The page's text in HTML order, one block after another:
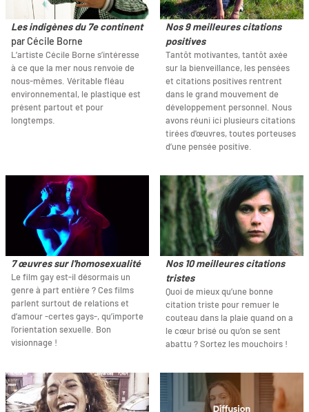
Les indigènes du 7e continent
par Cécile Borne
L’artiste Cécile Borne s’intéresse
à ce que la mer nous renvoie de
nous-mêmes. Véritable fléau
environnemental, le plastique est
présent partout et pour
longtemps.
Nos 9 meilleures citations
positives
Tantôt motivantes, tantôt axée
sur la bienveillance, les pensées
et citations positives rentrent
dans le grand mouvement de
développement personnel. Nous
avons réuni ici plusieurs citations
tirées d'œuvres, toutes porteuses
d’une pensée positive.
7 œuvres sur l'homosexualité
Le film gay est-il désormais un
genre à part entière ? Ces films
parlent surtout de relations et
d’amour -certes gays-, qu’importe
l’orientation sexuelle. Bon
visionnage !
Nos 10 meilleures citations
tristes
Quoi de mieux qu’une bonne
citation triste pour remuer le
couteau dans la plaie quand on a
le cœur brisé ou qu’on se sent
abattu ? Sortez les mouchoirs !